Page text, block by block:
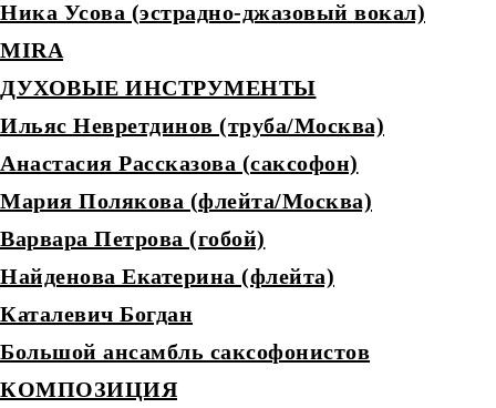
Ника Усова (эстрадно-джазовый вокал)
MIRA
ДУХОВЫЕ ИНСТРУМЕНТЫ
Ильяс Невретдинов (труба/Москва)
Анастасия Рассказова (саксофон)
Мария Полякова (флейта/Москва)
Варвара Петрова (гобой)
Найденова Екатерина (флейта)
Каталевич Богдан
Большой ансамбль саксофонистов
КОМПОЗИЦИЯ